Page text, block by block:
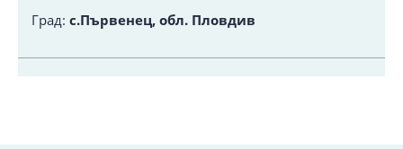
Град: с.Първенец, обл. Пловдив